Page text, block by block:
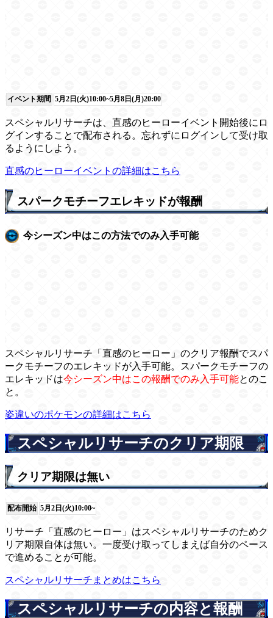
イベント期間 5月2日(火)10:00~5月8日(月)20:00
スペシャルリサーチは、直感のヒーローイベント開始後にロ
グインすることで配布される。忘れずにログインして受け取
るようにしよう。
直感のヒーローイベントの詳細はこちら
スパークモチーフエレキッドが報酬
今シーズン中はこの方法でのみ入手可能
スペシャルリサーチ「直感のヒーロー」のクリア報酬でスパ
ークモチーフのエレキッドが入手可能。スパークモチーフの
エレキッドは今シーズン中はこの報酬でのみ入手可能とのこ
と。
姿違いのポケモンの詳細はこちら
スペシャルリサーチのクリア期限
クリア期限は無い
配布開始 5月2日(火)10:00~
リサーチ「直感のヒーロー」はスペシャルリサーチのためク
リア期限自体は無い。一度受け取ってしまえば自分のペース
で進めることが可能。
スペシャルリサーチまとめはこちら
スペシャルリサーチの内容と報酬